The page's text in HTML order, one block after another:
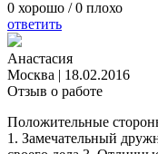
0 хорошо /0 плохо
ответить
Анастасия
Москва | 18.02.2016
Отзыв о работе
Положительные
1. Замечательный